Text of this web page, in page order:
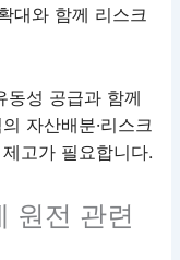
대와 함께 리스크
동성 공급과 함께
자산배분·리스크
고가 필요합니다.
원전 관련